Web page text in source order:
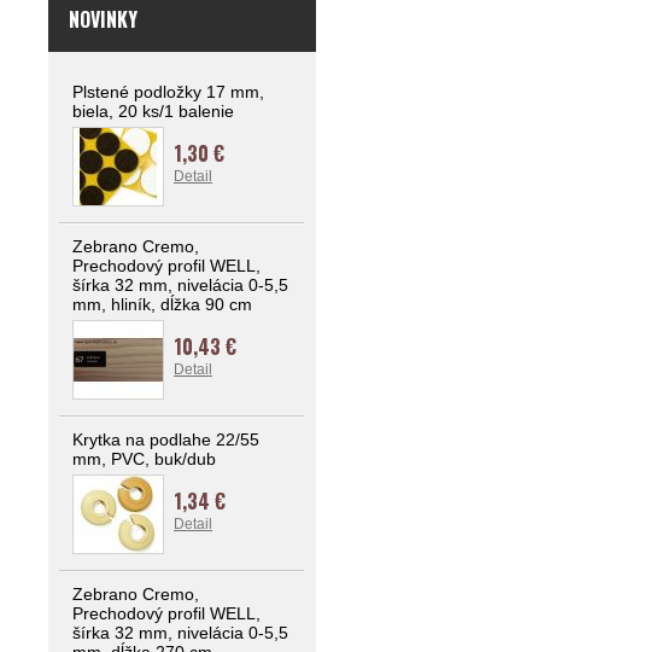
NOVINKY
Plstené podložky 17 mm,
biela, 20 ks/1 balenie
1,30 €
Detail
Zebrano Cremo,
Prechodový profil WELL,
šírka 32 mm, nivelácia 0-5,5
mm, hliník, dĺžka 90 cm
10,43 €
Detail
Krytka na podlahe 22/55
mm, PVC, buk/dub
1,34 €
Detail
Zebrano Cremo,
Prechodový profil WELL,
šírka 32 mm, nivelácia 0-5,5